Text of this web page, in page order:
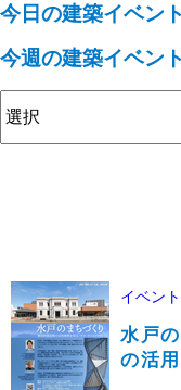
今日の建築イベント
今週の建築イベント
イベント
水戸
の活